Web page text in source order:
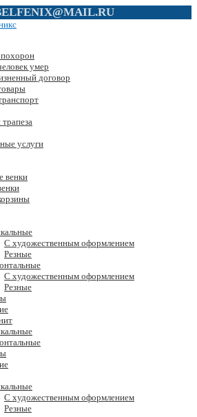
умер
договор
услуги
венки
С художественным оформлением
Резные
С художественным оформлением
Резные
С художественным оформлением
Резные